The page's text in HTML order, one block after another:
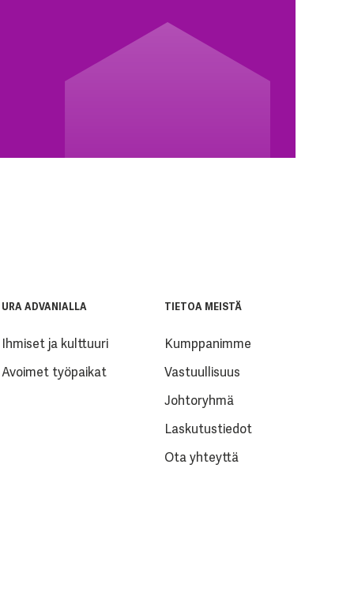
URA ADVANIALLA
Ihmiset ja kulttuuri
Avoimet työpaikat
TIETOA MEISTÄ
Kumppanimme
Vastuullisuus
Johtoryhmä
Laskutustiedot
Ota yhteyttä